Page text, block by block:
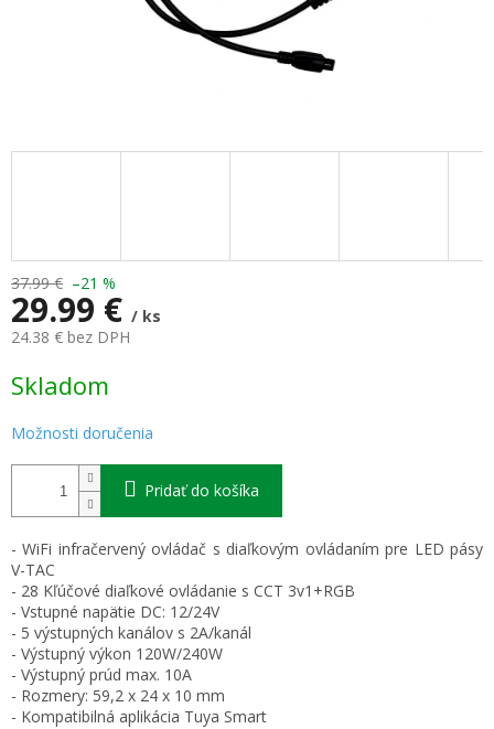
37.99 € –21 %
29.99 € / ks
24.38 € bez DPH
cena:
Skladom
Možnosti doručenia
Pridať do košíka
- WiFi infračervený ovládač s diaľkovým ovládaním pre LED pásy
V-TAC
- 28 Kľúčové diaľkové ovládanie s CCT 3v1+RGB
- Vstupné napätie DC: 12/24V
- 5 výstupných kanálov s 2A/kanál
- Výstupný výkon 120W/240W
- Výstupný prúd max. 10A
- Rozmery: 59,2 x 24 x 10 mm
- Kompatibilná aplikácia Tuya Smart